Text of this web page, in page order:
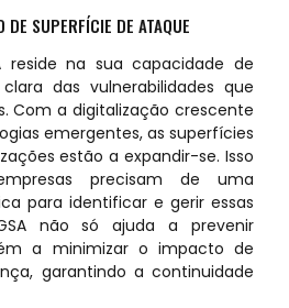
DE SUPERFÍCIE DE ATAQUE
reside na sua capacidade de
das vulnerabilidades que
Com a digitalização crescente
emergentes, as superfícies
estão a expandir-se. Isso
precisam de uma
para identificar e gerir essas
não só ajuda a prevenir
a minimizar o impacto de
garantindo a continuidade